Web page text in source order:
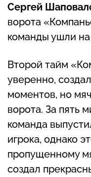
Сергей
ворота
команды ушли
Второй тайм
уверенно,
моментов, но
ворота. За пять
команда
игрока, однако
пропущенному
создал